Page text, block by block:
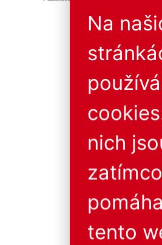
Na
nich
tento